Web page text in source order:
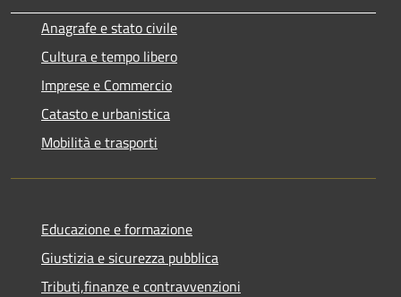
Anagrafe e stato civile
Cultura e tempo libero
Imprese e Commercio
Catasto e urbanistica
Mobilità e trasporti
Educazione e formazione
Giustizia e sicurezza pubblica
Tributi,finanze e contravvenzioni